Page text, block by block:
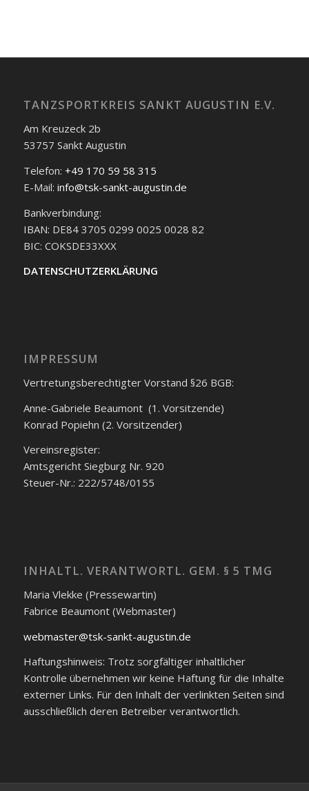
TANZSPORTKREIS SANKT AUGUSTIN E.V.
Am Kreuzeck 2b
53757 Sankt Augustin
Telefon: +49 170 59 58 315
E-Mail: info@tsk-sankt-augustin.de
Bankverbindung:
IBAN: DE84 3705 0299 0025 0028 82
BIC: COKSDE33XXX
DATENSCHUTZERKLÄRUNG
IMPRESSUM
Vertretungsberechtigter Vorstand §26 BGB:
Anne-Gabriele Beaumont (1. Vorsitzende)
Konrad Popiehn (2. Vorsitzender)
Vereinsregister:
Amtsgericht Siegburg Nr. 920
Steuer-Nr.: 222/5748/0155
INHALTL. VERANTWORTL. GEM. § 5 TMG
Maria Vlekke (Pressewartin)
Fabrice Beaumont (Webmaster)
webmaster@tsk-sankt-augustin.de
Haftungshinweis: Trotz sorgfältiger inhaltlicher
Kontrolle übernehmen wir keine Haftung für die Inhalte
externer Links. Für den Inhalt der verlinkten Seiten sind
ausschließlich deren Betreiber verantwortlich.